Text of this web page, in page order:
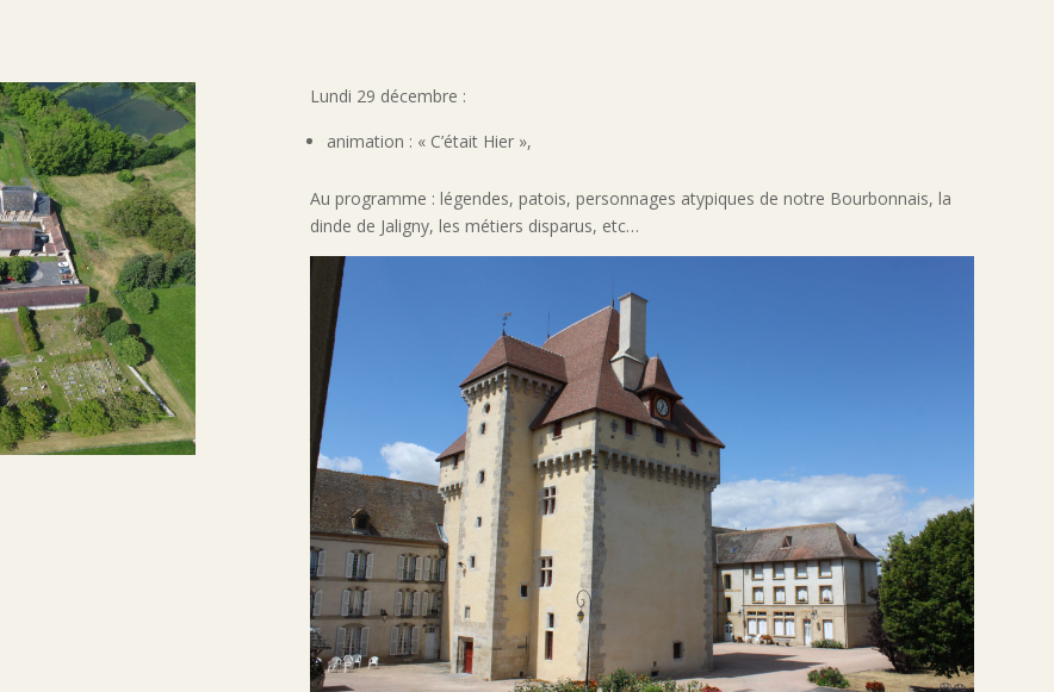
Lundi 29 décembre :
animation : « C’était Hier »,
Au programme : légendes, patois, personnages atypiques de notre Bourbonnais, la
dinde de Jaligny, les métiers disparus, etc…